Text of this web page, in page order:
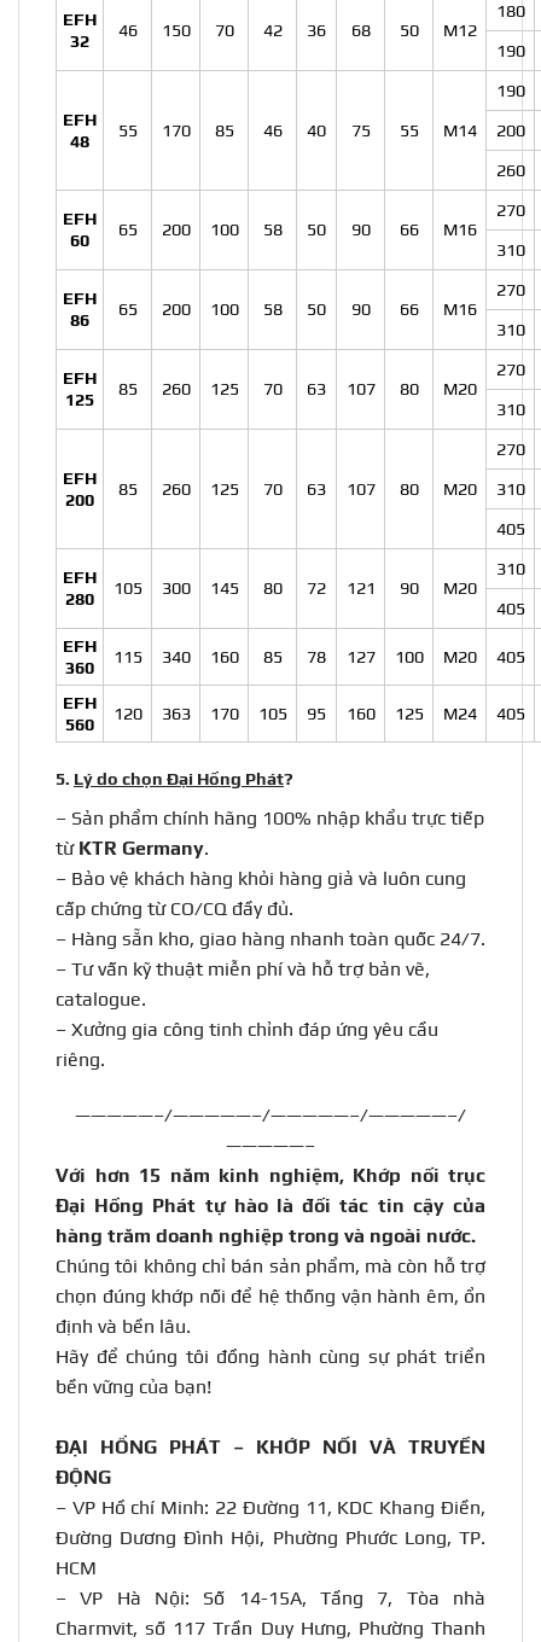
EFH
32
46 150 70 42 36 68 50 M12
180
190
EFH
48
55 170 85 46 40 75 55 M14
190
200
260
EFH
60
65 200 100 58 50 90 66 M16
270
310
EFH
86
65 200 100 58 50 90 66 M16
270
310
EFH
125
85 260 125 70 63 107 80 M20
270
310
EFH
200
85 260 125 70 63 107 80 M20
270
310
405
EFH
280
105 300 145 80 72 121 90 M20
310
405
EFH
360
115 340 160 85 78 127 100 M20 405
EFH
560
120 363 170 105 95 160 125 M24 405
5. Lý do chọn Đại Hồng Phát?
– Sản phẩm chính hãng 100% nhập khẩu trực tiếp
từ KTR Germany.
– Bảo vệ khách hàng khỏi hàng giả và luôn cung
cấp chứng từ CO/CQ đầy đủ.
– Hàng sẵn kho, giao hàng nhanh toàn quốc 24/7.
– Tư vấn kỹ thuật miễn phí và hỗ trợ bản vẽ,
catalogue.
– Xưởng gia công tinh chỉnh đáp ứng yêu cầu
riêng.
—————–/—————–/—————–/—————–/
—————–
Với hơn 15 năm kinh nghiệm, Khớp nối trục
Đại Hồng Phát tự hào là đối tác tin cậy của
hàng trăm doanh nghiệp trong và ngoài nước.
Chúng tôi không chỉ bán sản phẩm, mà còn hỗ trợ
chọn đúng khớp nối để hệ thống vận hành êm, ổn
định và bền lâu.
Hãy để chúng tôi đồng hành cùng sự phát triển
bền vững của bạn!
ĐẠI HỒNG PHÁT – KHỚP NỐI VÀ TRUYỀN
ĐỘNG
– VP Hồ chí Minh: 22 Đường 11, KDC Khang Điền,
Đường Dương Đình Hội, Phường Phước Long, TP.
HCM
– VP Hà Nội: Số 14-15A, Tầng 7, Tòa nhà
Charmvit, số 117 Trần Duy Hưng, Phường Thanh